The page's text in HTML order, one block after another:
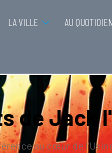
LA VILLE AU QUOTIDIEN
de Jack
au cœur de